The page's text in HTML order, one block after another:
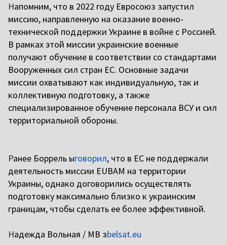
Напомним, что в 2022 году Евросоюз запустил
миссию, направленную на оказание военно-
технической поддержки Украине в войне с Россией.
В рамках этой миссии украинские военные
получают обучение в соответствии со стандартами
Вооруженных сил стран ЕС. Основные задачи
миссии охватывают как индивидуальную, так и
коллективную подготовку, а также
специализированное обучение персонала ВСУ и сил
территориальной обороны.
Ранее Боррель ыговорил, что в ЕС не поддержали
деятельность миссии EUBAM на территории
Украины, однако договорились осуществлять
подготовку максимально близко к украинским
границам, чтобы сделать ее более эффективной.
Надежда Вольная / МВ зbelsat.eu